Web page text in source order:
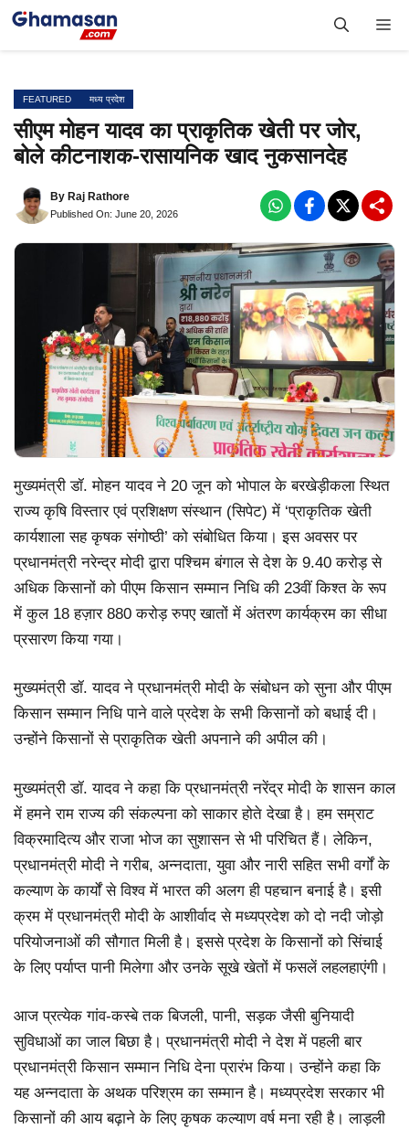
Skip
FEATURED मध्य प्रदेश
सीएम मोहन यादव का प्राकृतिक खेती पर जोर,
बोले कीटनाशक-रासायनिक खाद नुकसानदेह
By Raj Rathore
Published On: June 20, 2026
मुख्यमंत्री डॉ. मोहन यादव ने 20 जून को भोपाल के बरखेड़ीकला स्थित
राज्य कृषि विस्तार एवं प्रशिक्षण संस्थान (सिपेट) में ‘प्राकृतिक खेती
कार्यशाला सह कृषक संगोष्ठी’ को संबोधित किया। इस अवसर पर
प्रधानमंत्री नरेन्द्र मोदी द्वारा पश्चिम बंगाल से देश के 9.40 करोड़ से
अधिक किसानों को पीएम किसान सम्मान निधि की 23वीं किश्त के रूप
में कुल 18 हज़ार 880 करोड़ रुपए खातों में अंतरण कार्यक्रम का सीधा
प्रसारण किया गया।
मुख्यमंत्री डॉ. यादव ने प्रधानमंत्री मोदी के संबोधन को सुना और पीएम
किसान सम्मान निधि पाने वाले प्रदेश के सभी किसानों को बधाई दी।
उन्होंने किसानों से प्राकृतिक खेती अपनाने की अपील की।
मुख्यमंत्री डॉ. यादव ने कहा कि प्रधानमंत्री नरेंद्र मोदी के शासन काल
में हमने राम राज्य की संकल्पना को साकार होते देखा है। हम सम्राट
विक्रमादित्य और राजा भोज का सुशासन से भी परिचित हैं। लेकिन,
प्रधानमंत्री मोदी ने गरीब, अन्नदाता, युवा और नारी सहित सभी वर्गों के
कल्याण के कार्यों से विश्व में भारत की अलग ही पहचान बनाई है। इसी
क्रम में प्रधानमंत्री मोदी के आशीर्वाद से मध्यप्रदेश को दो नदी जोड़ो
परियोजनाओं की सौगात मिली है। इससे प्रदेश के किसानों को सिंचाई
के लिए पर्याप्त पानी मिलेगा और उनके सूखे खेतों में फसलें लहलहाएंगी।
आज प्रत्येक गांव-कस्बे तक बिजली, पानी, सड़क जैसी बुनियादी
सुविधाओं का जाल बिछा है। प्रधानमंत्री मोदी ने देश में पहली बार
प्रधानमंत्री किसान सम्मान निधि देना प्रारंभ किया। उन्होंने कहा कि
यह अन्नदाता के अथक परिश्रम का सम्मान है। मध्यप्रदेश सरकार भी
किसानों की आय बढ़ाने के लिए कृषक कल्याण वर्ष मना रही है। लाड़ली